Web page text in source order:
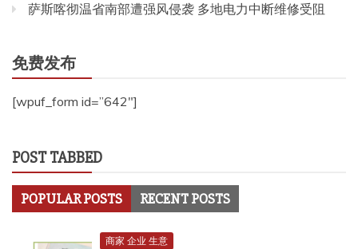
萨斯喀彻温省南部遭强风侵袭 多地电力中断维修受阻
免费发布
[wpuf_form id=”642″]
POST TABBED
POPULAR POSTS RECENT POSTS
商家 企业 生意